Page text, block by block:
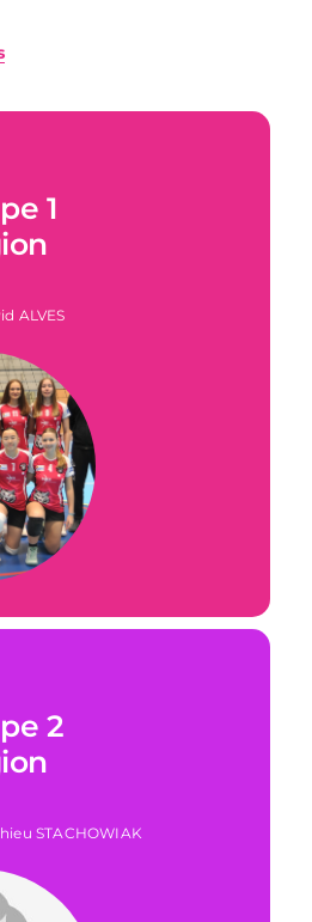
1
ALVES
2
STACHOWIAK